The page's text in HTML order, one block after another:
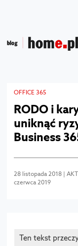
OFFICE 365
RODO i
uniknąć
Business
28 listopada 2018 |
czerwca 2019